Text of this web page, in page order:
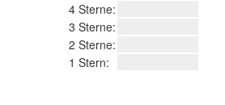
4 Sterne:
3 Sterne:
2 Sterne:
1 Stern: